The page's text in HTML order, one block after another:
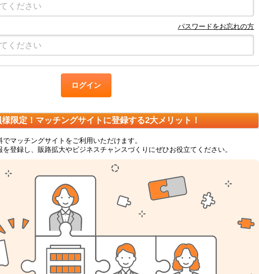
パスワードをお忘れの方
ログイン
限定！マッチングサイトに登録する2大メリット！
マッチングサイトをご利用いただけます。
登録し、販路拡大やビジネスチャンスづくりにぜひお役立てください。